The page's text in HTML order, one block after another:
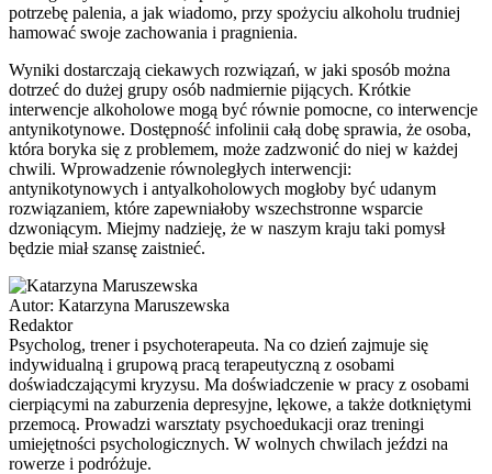
potrzebę palenia, a jak wiadomo, przy spożyciu alkoholu trudniej
hamować swoje zachowania i pragnienia.
Wyniki dostarczają ciekawych rozwiązań, w jaki sposób można
dotrzeć do dużej grupy osób nadmiernie pijących. Krótkie
interwencje alkoholowe mogą być równie pomocne, co interwencje
antynikotynowe. Dostępność infolinii całą dobę sprawia, że osoba,
która boryka się z problemem, może zadzwonić do niej w każdej
chwili. Wprowadzenie równoległych interwencji:
antynikotynowych i antyalkoholowych mogłoby być udanym
rozwiązaniem, które zapewniałoby wszechstronne wsparcie
dzwoniącym. Miejmy nadzieję, że w naszym kraju taki pomysł
będzie miał szansę zaistnieć.
Autor: Katarzyna Maruszewska
Redaktor
Psycholog, trener i psychoterapeuta. Na co dzień zajmuje się
indywidualną i grupową pracą terapeutyczną z osobami
doświadczającymi kryzysu. Ma doświadczenie w pracy z osobami
cierpiącymi na zaburzenia depresyjne, lękowe, a także dotkniętymi
przemocą. Prowadzi warsztaty psychoedukacji oraz treningi
umiejętności psychologicznych. W wolnych chwilach jeździ na
rowerze i podróżuje.